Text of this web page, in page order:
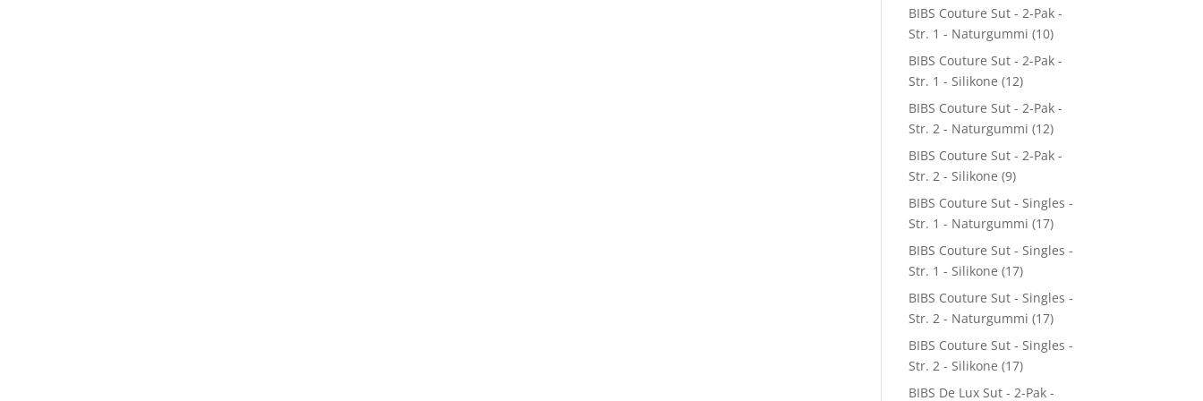
BIBS Couture Sut - 2-Pak -
Str. 1 - Naturgummi (10)
BIBS Couture Sut - 2-Pak -
Str. 1 - Silikone (12)
BIBS Couture Sut - 2-Pak -
Str. 2 - Naturgummi (12)
BIBS Couture Sut - 2-Pak -
Str. 2 - Silikone (9)
BIBS Couture Sut - Singles -
Str. 1 - Naturgummi (17)
BIBS Couture Sut - Singles -
Str. 1 - Silikone (17)
BIBS Couture Sut - Singles -
Str. 2 - Naturgummi (17)
BIBS Couture Sut - Singles -
Str. 2 - Silikone (17)
BIBS De Lux Sut - 2-Pak -